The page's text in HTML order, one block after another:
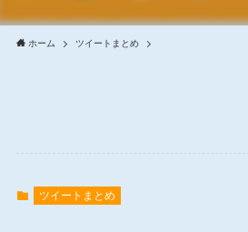
ホーム ツイートまとめ
ツイートまとめ